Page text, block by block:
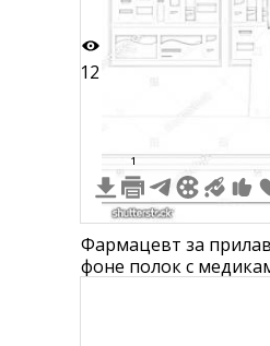
12
1
Фармацевт за
фоне полок с